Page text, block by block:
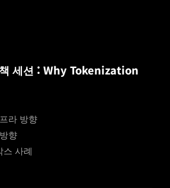
세션 : Why Tokenization
라 방향
향
스 사례